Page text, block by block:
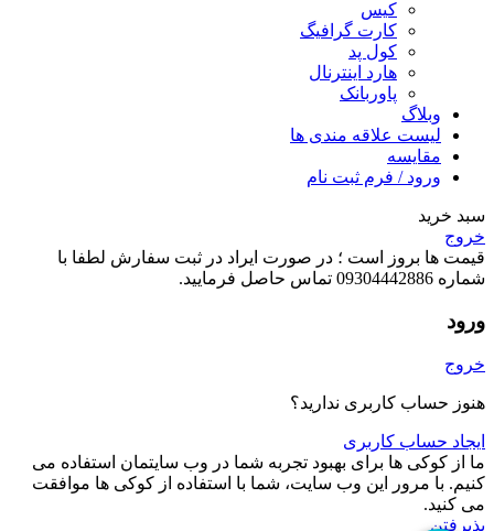
کیس
کارت گرافیگ
کول پد
هارد اینترنال
پاوربانک
وبلاگ
لیست علاقه مندی ها
مقایسه
ورود / فرم ثبت نام
سبد خرید
خروج
قیمت ها بروز است ؛ در صورت ایراد در ثبت سفارش لطفا با
شماره 09304442886 تماس حاصل فرمایید.
ورود
خروج
هنوز حساب کاربری ندارید؟
ایجاد حساب کاربری
ما از کوکی ها برای بهبود تجربه شما در وب سایتمان استفاده می
کنیم. با مرور این وب سایت، شما با استفاده از کوکی ها موافقت
می کنید.
پذیرفتن